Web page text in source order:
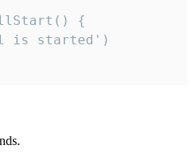
{
is started')